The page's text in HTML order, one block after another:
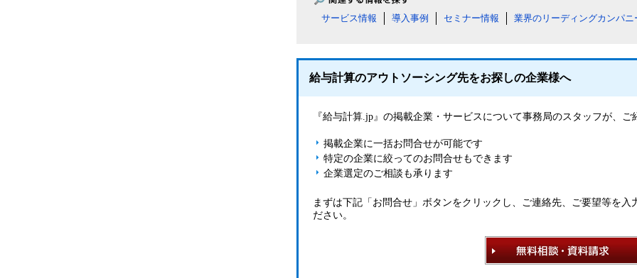
サービス情報 導入事例 セミナー情報 業界のリーディングカンパニ
給与計算のアウトソーシング先をお探しの企業様へ
『給与計算.jp』の掲載企業・サービスについて事務局のスタッフが、
掲載企業に一括お問合せが可能です
特定の企業に絞ってのお問合せもできます
企業選定のご相談も承ります
まずは下記「お問合せ」ボタンをクリックし、ご連絡先、ご要望等を
ださい。